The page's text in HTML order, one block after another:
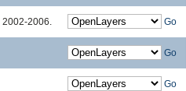
2006. Go
Go
Go